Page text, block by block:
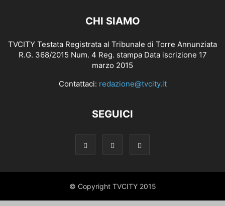
CHI SIAMO
TVCITY Testata Registrata al Tribunale di Torre Annunziata
R.G. 368/2015 Num. 4 Reg. stampa Data iscrizione 17
marzo 2015
Contattaci: redazione@tvcity.it
SEGUICI
© Copyright TVCITY 2015